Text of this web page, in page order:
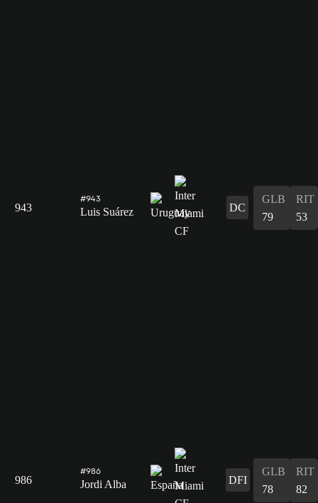
943
#943
Luis Suárez DC
GLB
79
RIT
53
986
#986
Jordi Alba DFI
GLB
78
RIT
82